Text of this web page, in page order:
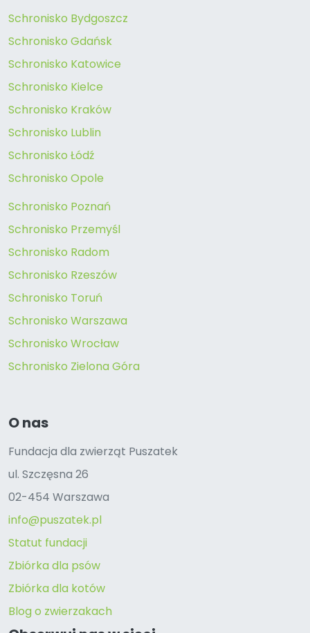
Schronisko Bydgoszcz
Schronisko Gdańsk
Schronisko Katowice
Schronisko Kielce
Schronisko Kraków
Schronisko Lublin
Schronisko Łódź
Schronisko Opole
Schronisko Poznań
Schronisko Przemyśl
Schronisko Radom
Schronisko Rzeszów
Schronisko Toruń
Schronisko Warszawa
Schronisko Wrocław
Schronisko Zielona Góra
O nas
Fundacja dla zwierząt Puszatek
ul. Szczęsna 26
02-454 Warszawa
info@puszatek.pl
Statut fundacji
Zbiórka dla psów
Zbiórka dla kotów
Blog o zwierzakach